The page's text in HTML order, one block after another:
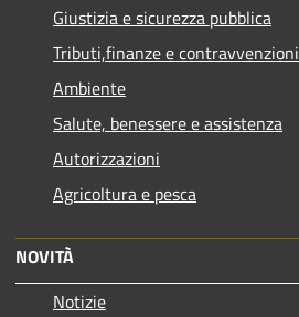
Giustizia e sicurezza pubblica
Tributi,finanze e contravvenzioni
Ambiente
Salute, benessere e assistenza
Autorizzazioni
Agricoltura e pesca
NOVITÀ
Notizie